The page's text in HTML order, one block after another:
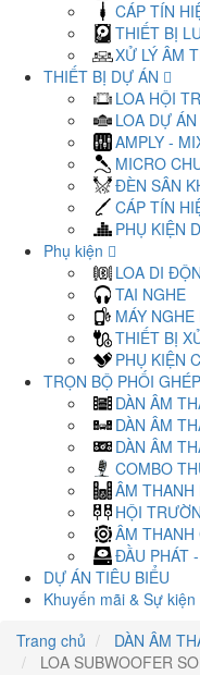
CÁP TÍN
THIẾT BỊ
XỬ LÝ ÂM
THIẾT BỊ DỰ ÁN
LOA HỘI
LOA DỰ
AMPLY -
MICRO
ĐÈN SÂN
CÁP TÍN
PHỤ KIỆN
Phụ kiện
LOA DI
TAI NGHE
MÁY
THIẾT BỊ
PHỤ KIỆN
TRỌN BỘ PHỐI GHÉP
DÀN ÂM
DÀN ÂM
DÀN ÂM
COMBO
ÂM THANH
HỘI
ÂM THANH
ĐẦU PHÁT
DỰ ÁN TIÊU BIỂU
Khuyến mãi & Sự kiện
Trang chủ
DÀN ÂM
LOA SUBWOOFER